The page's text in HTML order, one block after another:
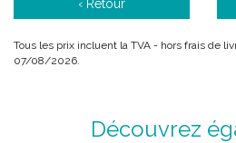
‹ Retour
Tous les prix incluent la TVA - hors frais de
07/08/2026.
Découvrez